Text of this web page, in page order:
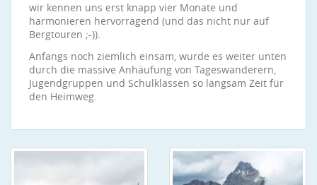
wir kennen uns erst knapp vier Monate und
harmonieren hervorragend (und das nicht nur auf
Bergtouren ;-)).
Anfangs noch ziemlich einsam, wurde es weiter unten
durch die massive Anhäufung von Tageswanderern,
Jugendgruppen und Schulklassen so langsam Zeit für
den Heimweg.